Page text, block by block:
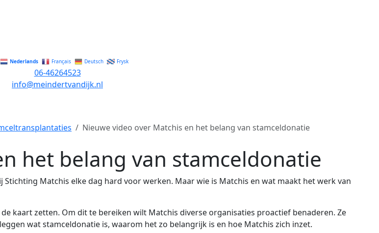
Nederlands Français Deutsch Frysk
06-46264523
info@meindertvandijk.nl
Nieuwe video over Matchis en het belang van stamceldonatie
het belang van stamceldonatie
Matchis elke dag hard voor werken. Maar wie is Matchis en wat maakt het werk van
kaart zetten. Om dit te bereiken wilt Matchis diverse organisaties proactief benaderen. Ze
wat stamceldonatie is, waarom het zo belangrijk is en hoe Matchis zich inzet.